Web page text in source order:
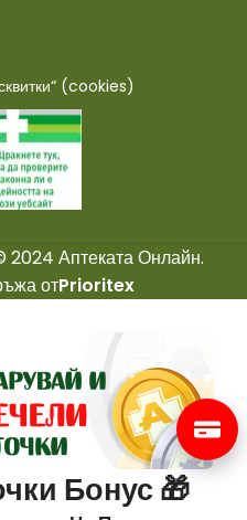
(cookies)
2024 Аптеката Онлайн.
отPrioritex
Бонус 🎁